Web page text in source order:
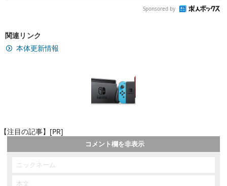
Sponsored by
関連リンク
本体更新情報
【注目の記事】[PR]
コメント欄を非表示